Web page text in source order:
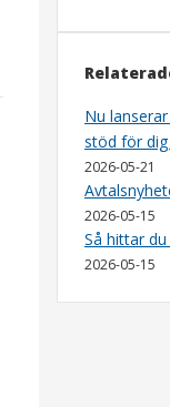
Nu
stöd för
2026-05-21
2026-05-15
Så hittar
2026-05-15